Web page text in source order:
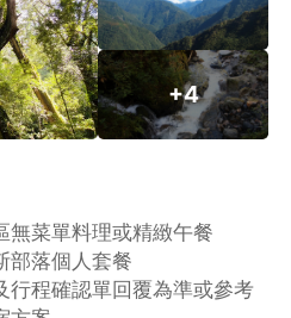
+4
無菜單料理或精緻午餐
部落個人套餐
行程確認單回覆為準或參考